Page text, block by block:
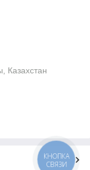
Казахстан
КНОПКА
СВЯЗИ